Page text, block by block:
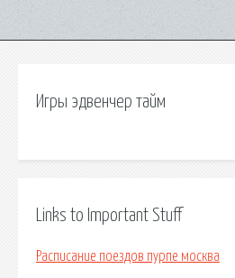
Игры эдвенчер тайм
Links to Important Stuff
Расписание поездов пурпе москва